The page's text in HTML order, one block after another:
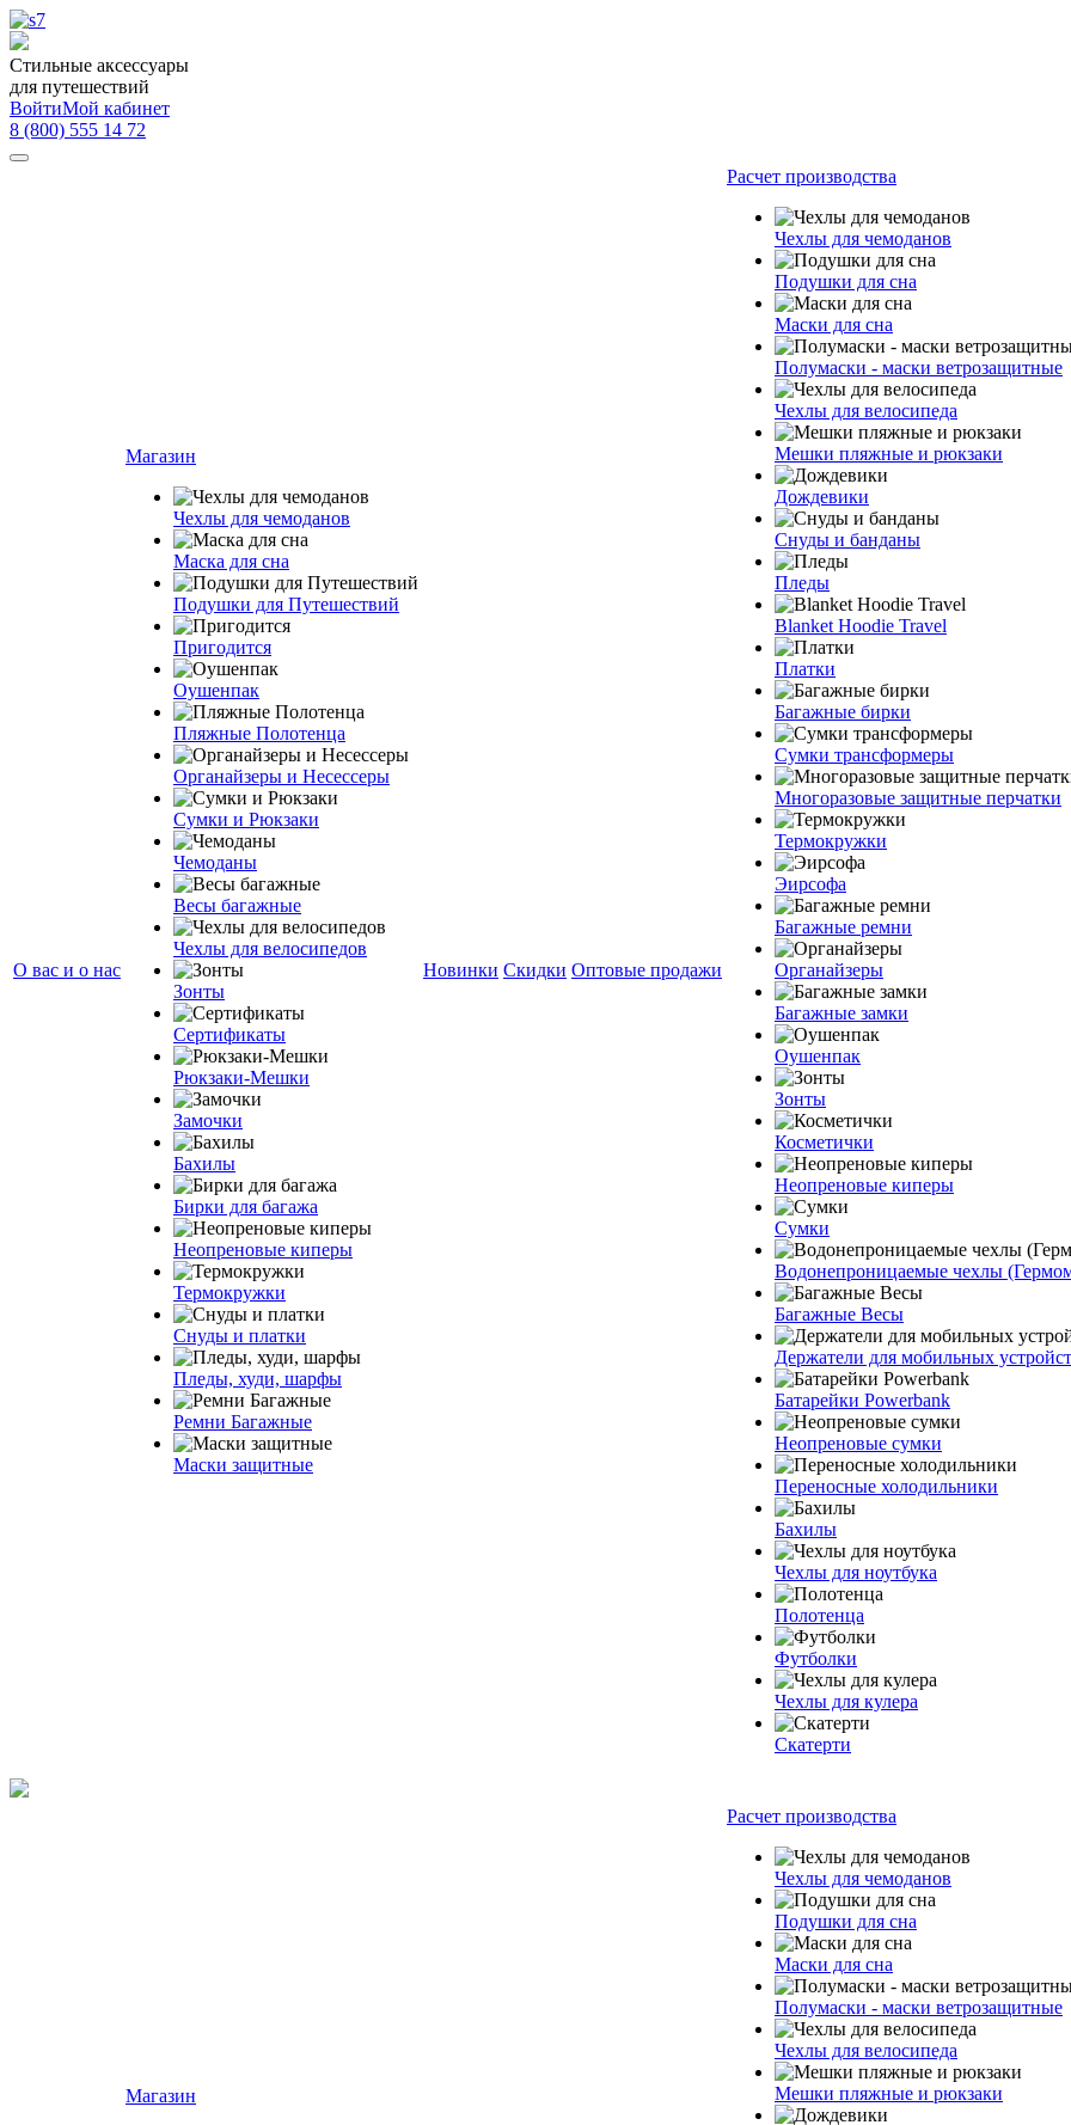
Стильные аксессуары
для путешествий
ВойтиМой кабинет
8 (800) 555 14 72
О вас и о нас
Магазин
Чехлы для чемоданов
Маска для сна
Подушки для Путешествий
Пригодится
Оушенпак
Пляжные Полотенца
Органайзеры и Несессеры
Сумки и Рюкзаки
Чемоданы
Весы багажные
Чехлы для велосипедов
Зонты
Сертификаты
Рюкзаки-Мешки
Замочки
Бахилы
Бирки для багажа
Неопреновые киперы
Термокружки
Снуды и платки
Пледы, худи, шарфы
Ремни Багажные
Маски защитные
Новинки Скидки Оптовые продажи
Расчет производства
Чехлы для чемоданов
Подушки для сна
Маски для сна
Полумаски - маски ветрозащитные
Чехлы для велосипеда
Мешки пляжные и рюкзаки
Дождевики
Снуды и банданы
Пледы
Blanket Hoodie Travel
Платки
Багажные бирки
Сумки трансформеры
Многоразовые защитные перчатки
Термокружки
Эирсофа
Багажные ремни
Органайзеры
Багажные замки
Оушенпак
Зонты
Косметички
Неопреновые киперы
Сумки
Водонепроницаемые чехлы
Багажные Весы
Держатели для мобильных
Батарейки Powerbank
Неопреновые сумки
Переносные холодильники
Бахилы
Чехлы для ноутбука
Полотенца
Футболки
Чехлы для кулера
Скатерти
Магазин
Расчет производства
Чехлы для чемоданов
Подушки для сна
Маски для сна
Полумаски - маски ветрозащитные
Чехлы для велосипеда
Мешки пляжные и рюкзаки